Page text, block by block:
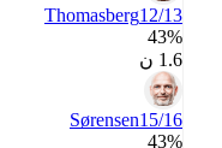
Thomasberg12/13
43‎%‎
1.6 ن
Sørensen15/16
43‎%‎